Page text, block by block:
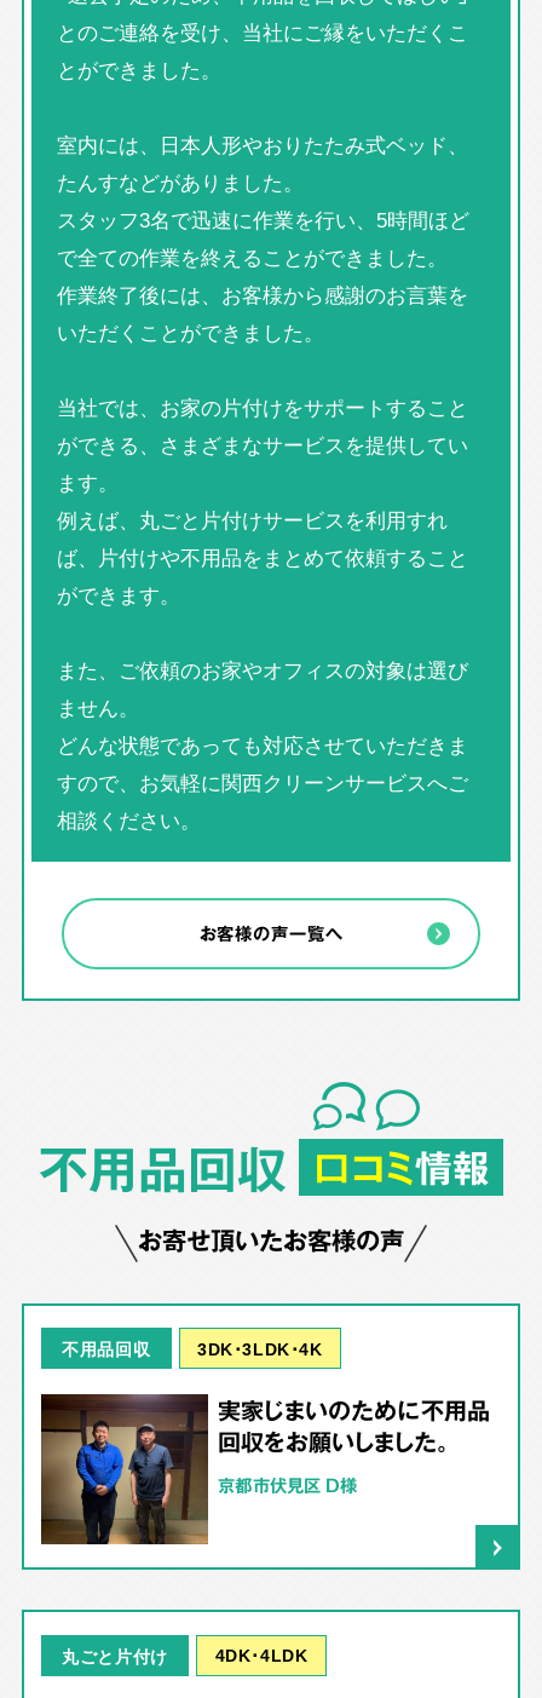
とのご連絡を受け、当社にご縁をいただくこ
とができました。
室内には、日本人形やおりたたみ式ベッド、
たんすなどがありました。
スタッフ3名で迅速に作業を行い、5時間ほど
で全ての作業を終えることができました。
作業終了後には、お客様から感謝のお言葉を
いただくことができました。
当社では、お家の片付けをサポートすること
ができる、さまざまなサービスを提供してい
ます。
例えば、丸ごと片付けサービスを利用すれ
ば、片付けや不用品をまとめて依頼すること
ができます。
また、ご依頼のお家やオフィスの対象は選び
ません。
どんな状態であっても対応させていただきま
すので、お気軽に関西クリーンサービスへご
相談ください。
お客様の声一覧へ
不用品回収 口コミ情報
お寄せ頂いたお客様の声
不用品回収 3DK･3LDK･4K
実家じまいのために不用品
回収をお願いしました。
京都市伏見区 D様
丸ごと片付け 4DK･4LDK